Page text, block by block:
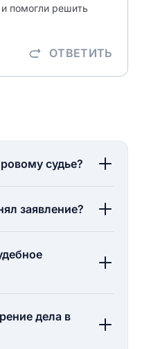
помогли решить
ОТВЕТИТЬ
судье?
заявление?
дела в